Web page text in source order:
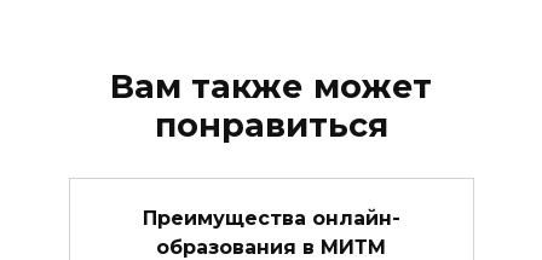
Вам также может
понравиться
Преимущества онлайн-
образования в МИТМ